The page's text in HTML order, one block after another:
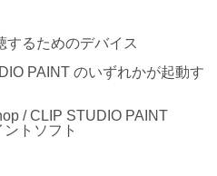
するためのデバイス
PAINT のいずれかが起動す
/ CLIP STUDIO PAINT
ントソフト